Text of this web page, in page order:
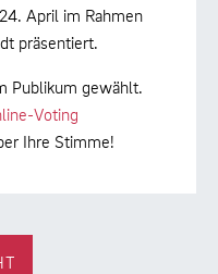
April im Rahmen
präsentiert.
Publikum gewählt.
Voting
Ihre Stimme!